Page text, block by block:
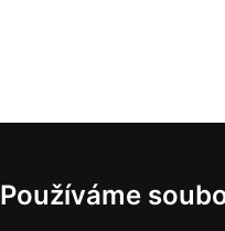
Používáme